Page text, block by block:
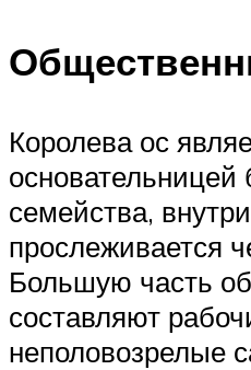
Королева ос
основательницей
семейства,
прослеживается
Большую часть
составляют
неполовозрелые